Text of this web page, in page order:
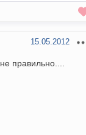
15.05.2012
правильно....